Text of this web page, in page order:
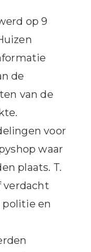
op 9
de
van de
voor
waar
plaats. T.
verdacht
en